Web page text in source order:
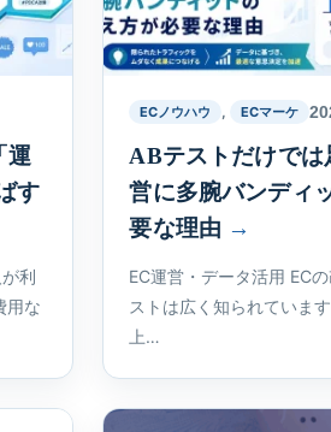
運
す
利
用な
ECノウハウ , ECマーケ
ABテストだけでは
営に多腕バンディ
要な理由
EC運営・データ活用 ECの改善手法として、ABテ
ストは広く知られていま
上…